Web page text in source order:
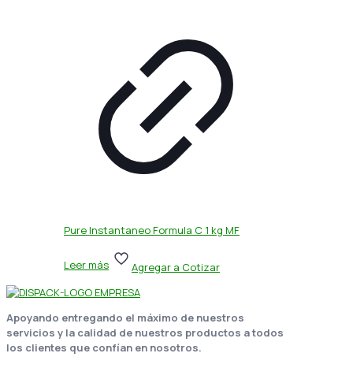
Pure Instantaneo Formula C 1 kg MF
Leer más Agregar a Cotizar
Apoyando entregando el máximo de nuestros
servicios y la calidad de nuestros productos a todos
los clientes que confían en nosotros.